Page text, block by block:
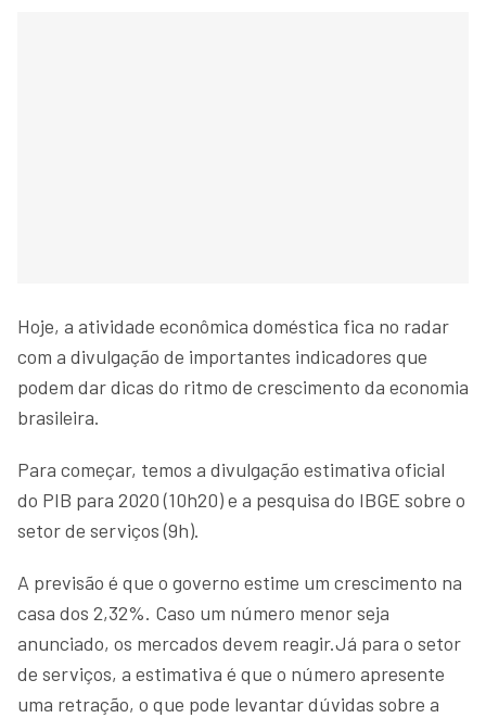
Hoje, a atividade econômica doméstica fica no radar
com a divulgação de importantes indicadores que
podem dar dicas do ritmo de crescimento da economia
brasileira.
Para começar, temos a divulgação estimativa oficial
do PIB para 2020 (10h20) e a pesquisa do IBGE sobre o
setor de serviços (9h).
A previsão é que o governo estime um crescimento na
casa dos 2,32%. Caso um número menor seja
anunciado, os mercados devem reagir.Já para o setor
de serviços, a estimativa é que o número apresente
uma retração, o que pode levantar dúvidas sobre a